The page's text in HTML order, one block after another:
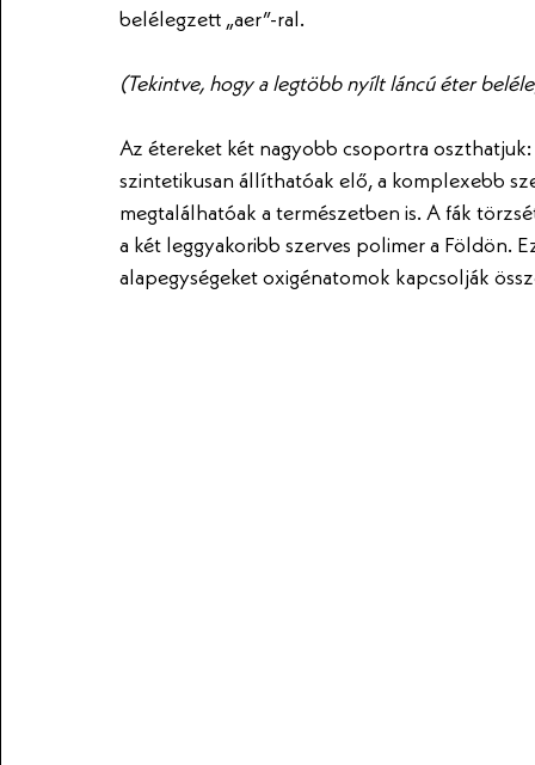
belélegzett „aer”-ral.
(Tekintve, hogy a legtöbb nyílt láncú éter
Az étereket két nagyobb csoportra
szintetikusan állíthatóak elő, a komplexebb
megtalálhatóak a természetben is. A fák
a két leggyakoribb szerves polimer a Földön.
alapegységeket oxigénatomok kapcsolják